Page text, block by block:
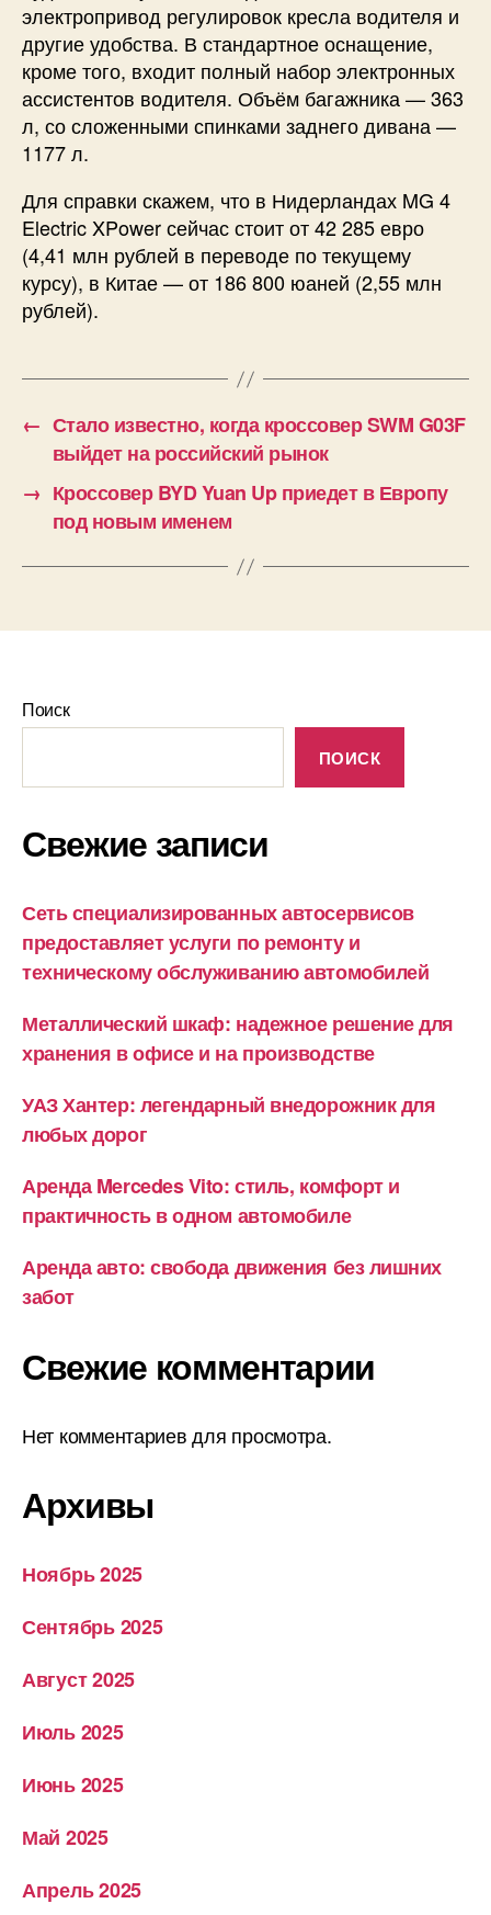
электропривод регулировок кресла водителя и
другие удобства. В стандартное оснащение,
кроме того, входит полный набор электронных
ассистентов водителя. Объём багажника — 363
л, со сложенными спинками заднего дивана —
1177 л.
Для справки скажем, что в Нидерландах MG 4
Electric XPower сейчас стоит от 42 285 евро
(4,41 млн рублей в переводе по текущему
курсу), в Китае — от 186 800 юаней (2,55 млн
рублей).
← Стало известно, когда кроссовер SWM G03F
выйдет на российский рынок
→ Кроссовер BYD Yuan Up приедет в Европу
под новым именем
Поиск
ПОИСК
Свежие записи
Сеть специализированных автосервисов
предоставляет услуги по ремонту и
техническому обслуживанию автомобилей
Металлический шкаф: надежное решение для
хранения в офисе и на производстве
УАЗ Хантер: легендарный внедорожник для
любых дорог
Аренда Mercedes Vito: стиль, комфорт и
практичность в одном автомобиле
Аренда авто: свобода движения без лишних
забот
Свежие комментарии
Нет комментариев для просмотра.
Архивы
Ноябрь 2025
Сентябрь 2025
Август 2025
Июль 2025
Июнь 2025
Май 2025
Апрель 2025